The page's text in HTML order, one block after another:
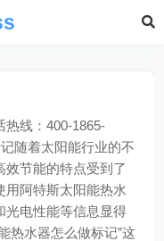
热线：400-1865-
随着太阳能行业的不
效节能的特点受到了
用阿特斯太阳能热水
光电性能等信息显得
热水器怎么做标记”这